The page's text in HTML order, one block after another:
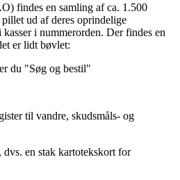
findes en samling af ca. 1.500
ud af deres oprindelige
i nummerorden. Der findes en
er lidt bøvlet:
du "Søg og bestil"
til vandre, skudsmåls- og
en stak kartotekskort for